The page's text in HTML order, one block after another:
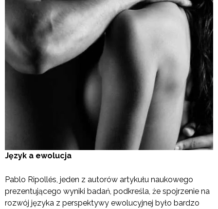
Język a ewolucja
Pablo Ripollés, jeden z autorów artykułu naukowego
prezentującego wyniki badań, podkreśla, że spojrzenie na
rozwój języka z perspektywy ewolucyjnej było bardzo